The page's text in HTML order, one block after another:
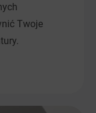
Twoje